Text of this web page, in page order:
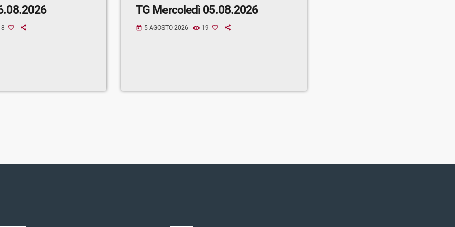
8
TG Mercoledì 05.08.2026
today 5 AGOSTO 2026 19